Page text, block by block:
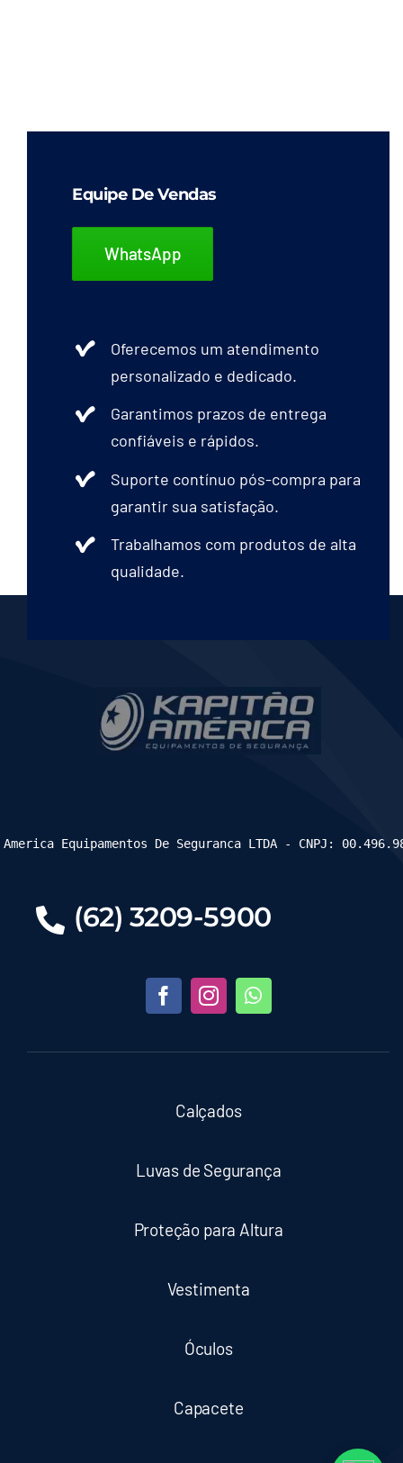
Equipe De Vendas
WhatsApp
Oferecemos um atendimento
personalizado e dedicado.
Garantimos prazos de entrega
confiáveis e rápidos.
Suporte contínuo pós-compra para
garantir sua satisfação.
Trabalhamos com produtos de alta
qualidade.
(62) 3209-5900
Calçados
Luvas de Segurança
Proteção para Altura
Vestimenta
Óculos
Capacete
Equipamentos De Seguranca LTDA - CNPJ: